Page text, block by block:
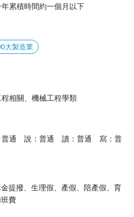
累積時間約一個月以下
大製造業
相關、機械工程學類
普通 說：普通 讀：普通 寫：普
提撥、生理假、產假、陪產假、育
費